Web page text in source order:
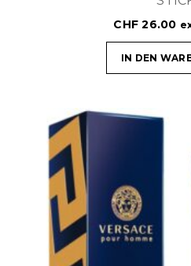
CHF 26.00
IN DEN